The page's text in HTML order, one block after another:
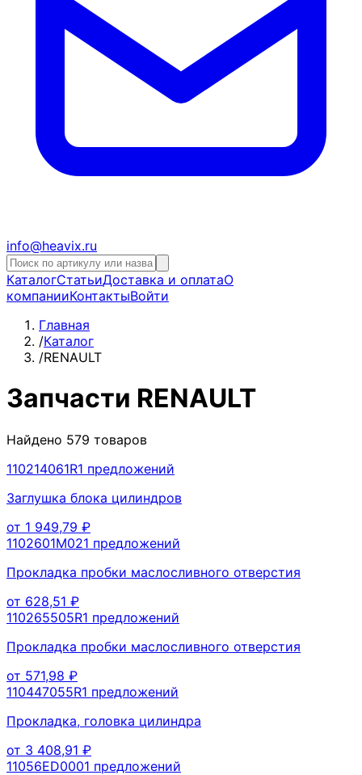
info@heavix.ru
КаталогСтатьиДоставка и оплатаО
компанииКонтактыВойти
Главная
/Каталог
/RENAULT
Запчасти RENAULT
Найдено 579 товаров
110214061R1 предложений
Заглушка блока цилиндров
от 1 949,79 ₽
1102601M021 предложений
Прокладка пробки маслосливного отверстия
от 628,51 ₽
110265505R1 предложений
Прокладка пробки маслосливного отверстия
от 571,98 ₽
110447055R1 предложений
Прокладка, головка цилиндра
от 3 408,91 ₽
11056ED0001 предложений